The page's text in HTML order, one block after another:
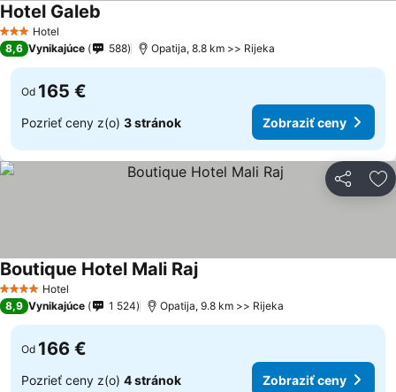
3 Počet hviezdičiek
Hotel
Hotel Galeb
8,6 Vynikajúce 588 Opatija, 8.8 km >> Rijeka
Od 165 €
Pozrieť ceny z(o) 3 stránok Zobraziť ceny
Zdieľať
4 Počet hviezdičiek
Hotel
Boutique Hotel Mali RajZobraziť ceny
8,9 Vynikajúce 1 524 Opatija, 9.8 km >> Rijeka
Od 166 €
Pozrieť ceny z(o) 4 stránok Zobraziť ceny